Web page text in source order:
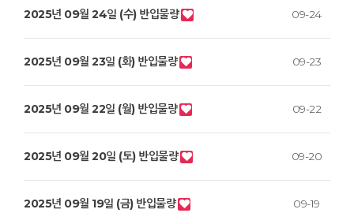
2025년 09월 24일 (수) 반입물량 09-24
2025년 09월 23일 (화) 반입물량 09-23
2025년 09월 22일 (월) 반입물량 09-22
2025년 09월 20일 (토) 반입물량 09-20
2025년 09월 19일 (금) 반입물량 09-19